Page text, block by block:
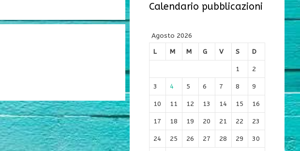
Calendario pubblicazioni
Agosto 2026
L
M M G V S D
1 2
3 4 5 6 7 8 9
10 11 12 13 14 15 16
17 18 19 20 21 22 23
24 25 26 27 28 29 30